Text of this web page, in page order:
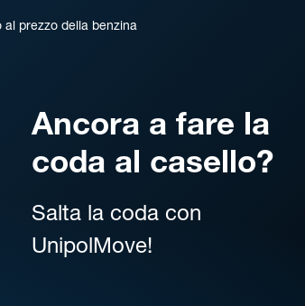
prezzo della benzina
Ancora a fare la
coda al casello?
Salta la coda con
UnipolMove!